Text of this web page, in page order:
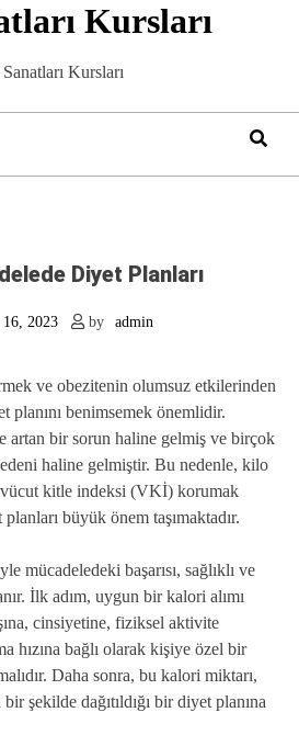
Kursları
Kursları
Diyet Planları
2023 by admin
ve obezitenin olumsuz etkilerinden
planını benimsemek önemlidir.
artan bir sorun haline gelmiş ve birçok
haline gelmiştir. Bu nedenle, kilo
vücut kitle indeksi (VKİ) korumak
büyük önem taşımaktadır.
mücadeledeki başarısı, sağlıklı ve
İlk adım, uygun bir kalori alımı
cinsiyetine, fiziksel aktivite
hızına bağlı olarak kişiye özel bir
Daha sonra, bu kalori miktarı,
şekilde dağıtıldığı bir diyet planına